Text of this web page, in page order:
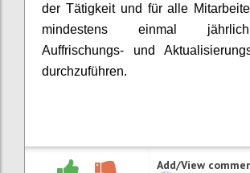
der Tätigkeit und für alle
mindestens einmal
Auffrischungs- und
durchzuführen.
Add/View